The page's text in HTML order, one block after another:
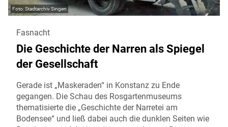
Stadtarchiv Singen
Fasnacht
Die Geschichte der Narren als Spiegel
der Gesellschaft
Gerade ist „Maskeraden“ in Konstanz zu Ende
gegangen. Die Schau des Rosgartenmuseums
thematisierte die „Geschichte der Narretei am
Bodensee“ und ließ dabei auch die dunklen Seiten wie